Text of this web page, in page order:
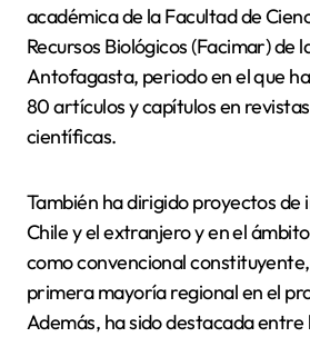
académica de la Facultad de
Recursos Biológicos (Facimar) de
Antofagasta, periodo en el que
80 artículos y capítulos en
científicas.
También ha dirigido proyectos de
Chile y el extranjero y en el
como convencional
primera mayoría regional en el
Además, ha sido destacada entre